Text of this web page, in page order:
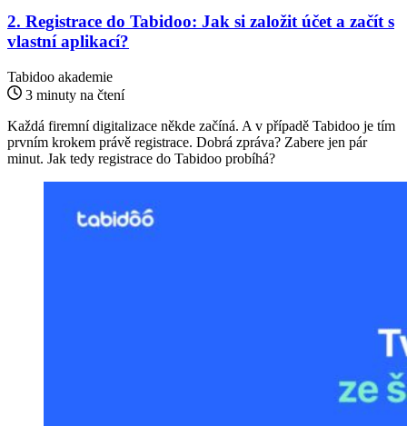
2. Registrace do Tabidoo: Jak si založit účet a začít s
vlastní aplikací?
Tabidoo akademie
3 minuty na čtení
Každá firemní digitalizace někde začíná. A v případě Tabidoo je tím
prvním krokem právě registrace. Dobrá zpráva? Zabere jen pár
minut. Jak tedy registrace do Tabidoo probíhá?